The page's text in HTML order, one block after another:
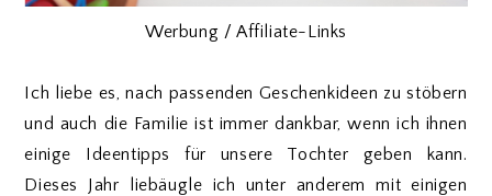
Werbung / Affiliate-Links
Ich liebe es, nach passenden Geschenkideen zu stöbern
und auch die Familie ist immer dankbar, wenn ich ihnen
einige Ideentipps für unsere Tochter geben kann.
Dieses Jahr liebäugle ich unter anderem mit einigen